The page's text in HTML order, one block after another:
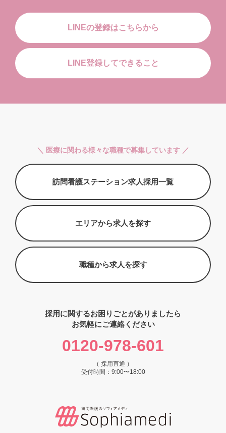
LINEの登録はこちらから
LINE登録してできること
＼ 医療に関わる様々な職種で募集しています ／
訪問看護ステーション求人採用一覧
エリアから求人を探す
職種から求人を探す
採用に関するお困りごとがありましたら
お気軽にご連絡ください
0120-978-601
（ 採用直通 ）
受付時間：9:00〜18:00